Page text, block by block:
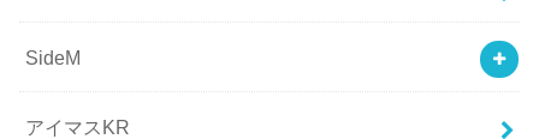
SideM
アイマスKR